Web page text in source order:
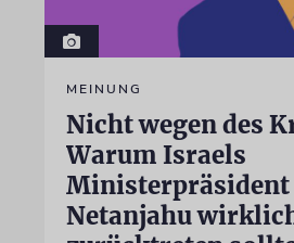
MEINUNG
Nicht wegen des
Warum Israels
Ministerpräsident
Netanjahu